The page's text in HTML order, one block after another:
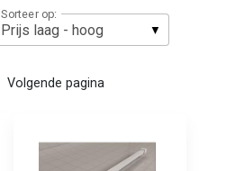
Sorteer op:
Volgende pagina